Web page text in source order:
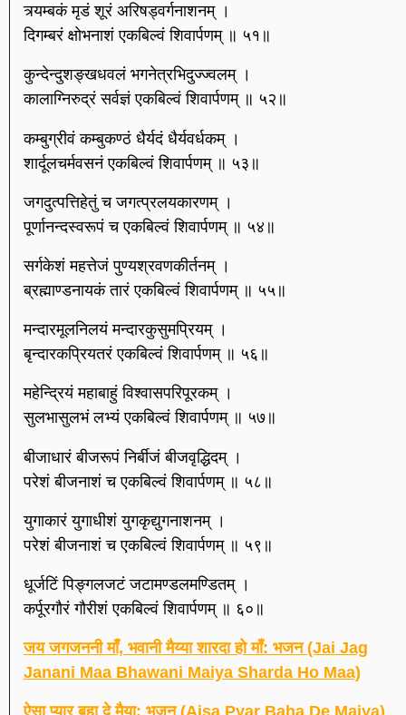
त्र्यम्बकं मृडं शूरं अरिषड्वर्गनाशनम् ।
दिगम्बरं क्षोभनाशं एकबिल्वं शिवार्पणम् ॥ ५१॥
कुन्देन्दुशङ्खधवलं भगनेत्रभिदुज्ज्वलम् ।
कालाग्निरुद्रं सर्वज्ञं एकबिल्वं शिवार्पणम् ॥ ५२॥
कम्बुग्रीवं कम्बुकण्ठं धैर्यदं धैर्यवर्धकम् ।
शार्दूलचर्मवसनं एकबिल्वं शिवार्पणम् ॥ ५३॥
जगदुत्पत्तिहेतुं च जगत्प्रलयकारणम् ।
पूर्णानन्दस्वरूपं च एकबिल्वं शिवार्पणम् ॥ ५४॥
सर्गकेशं महत्तेजं पुण्यश्रवणकीर्तनम् ।
ब्रह्माण्डनायकं तारं एकबिल्वं शिवार्पणम् ॥ ५५॥
मन्दारमूलनिलयं मन्दारकुसुमप्रियम् ।
बृन्दारकप्रियतरं एकबिल्वं शिवार्पणम् ॥ ५६॥
महेन्द्रियं महाबाहुं विश्वासपरिपूरकम् ।
सुलभासुलभं लभ्यं एकबिल्वं शिवार्पणम् ॥ ५७॥
बीजाधारं बीजरूपं निर्बीजं बीजवृद्धिदम् ।
परेशं बीजनाशं च एकबिल्वं शिवार्पणम् ॥ ५८॥
युगाकारं युगाधीशं युगकृद्युगनाशनम् ।
परेशं बीजनाशं च एकबिल्वं शिवार्पणम् ॥ ५९॥
धूर्जटिं पिङ्गलजटं जटामण्डलमण्डितम् ।
कर्पूरगौरं गौरीशं एकबिल्वं शिवार्पणम् ॥ ६०॥
जय जगजननी माँ, भवानी मैय्या शारदा हो माँ: भजन (Jai Jag
Janani Maa Bhawani Maiya Sharda Ho Maa)